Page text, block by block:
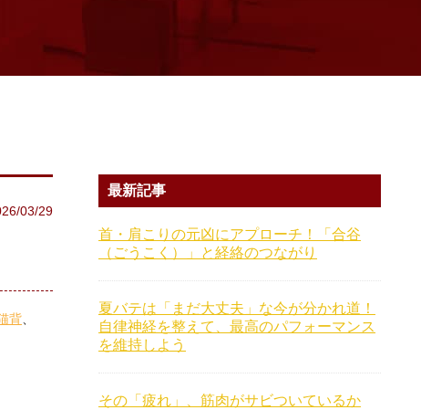
03/29
背
最新記事
首・肩こりの元凶にアプローチ！「合谷
（ごうこく）」と経絡のつながり
夏バテは「まだ大丈夫」な今が分かれ道！
自律神経を整えて、最高のパフォーマンス
を維持しよう
その「疲れ」、筋肉がサビついているか